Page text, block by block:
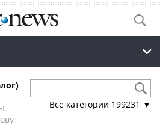
Все категории 199231 ▼